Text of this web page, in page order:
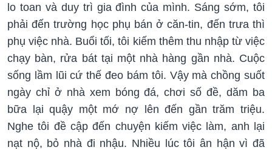
lo toan và duy trì gia đình của mình. Sáng sớm, tôi
phải đến trường học phụ bán ở căn-tin, đến trưa thì
phụ việc nhà. Buổi tối, tôi kiếm thêm thu nhập từ việc
chạy bàn, rửa bát tại một nhà hàng gần nhà. Cuộc
sống lầm lũi cứ thế đeo bám tôi. Vậy mà chồng suốt
ngày chỉ ở nhà xem bóng đá, chơi số đề, dăm ba
bữa lại quậy một mớ nợ lên đến gần trăm triệu.
Nghe tôi đề cập đến chuyện kiếm việc làm, anh lại
nạt nộ, bỏ nhà đi nhậu. Nhiều lúc tôi ân hận vì đã